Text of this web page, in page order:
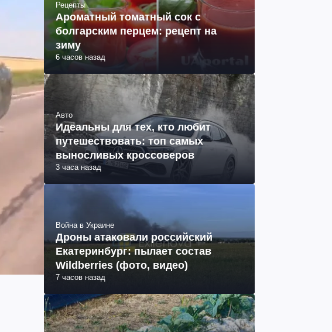
Рецепты
Ароматный томатный сок с
болгарским перцем: рецепт на
зиму
6 часов назад
Авто
Идеальны для тех, кто любит
путешествовать: топ самых
выносливых кроссоверов
3 часа назад
Война в Украине
Дроны атаковали российский
Екатеринбург: пылает состав
Wildberries (фото, видео)
7 часов назад